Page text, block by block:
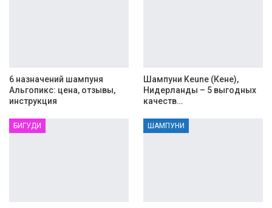
6 назначений шампуня
Альгопикс: цена, отзывы,
инструкция
Шампуни Keune (Кене),
Нидерланды – 5 выгодных
качеств…
БИГУДИ ШАМПУНИ